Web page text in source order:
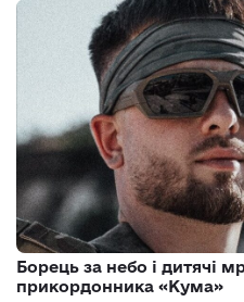
Борець за небо і дитячі
прикордонника «Кума»